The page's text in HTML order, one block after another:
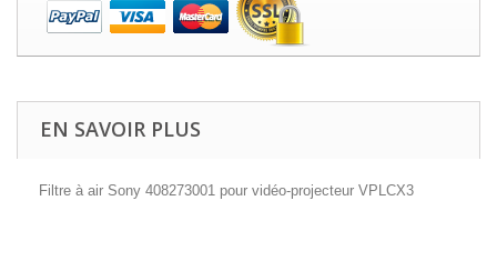
EN SAVOIR PLUS
Filtre à air Sony 408273001 pour vidéo-projecteur VPLCX3